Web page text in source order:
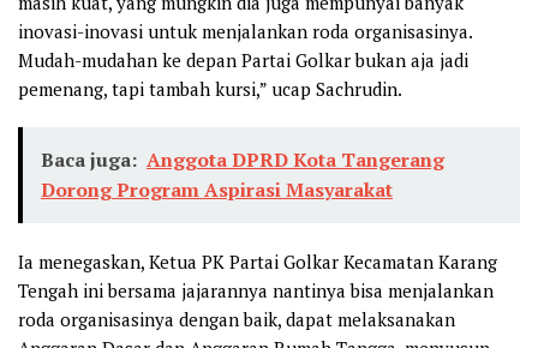
inovasi-inovasi untuk menjalankan roda organisasinya.
Mudah-mudahan ke depan Partai Golkar bukan aja jadi
pemenang, tapi tambah kursi,” ucap Sachrudin.
Baca juga: Anggota DPRD Kota Tangerang
Dorong Program Aspirasi Masyarakat
Ia menegaskan, Ketua PK Partai Golkar Kecamatan Karang
Tengah ini bersama jajarannya nantinya bisa menjalankan
roda organisasinya dengan baik, dapat melaksanakan